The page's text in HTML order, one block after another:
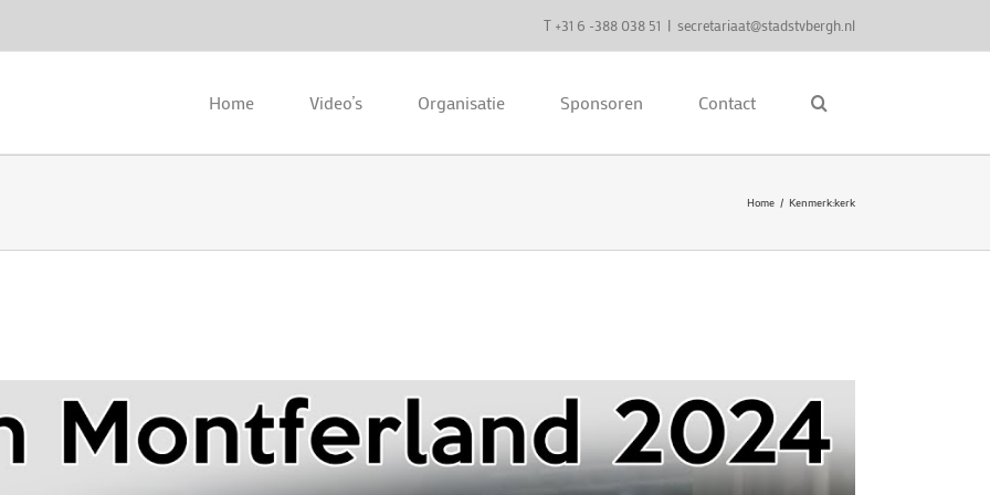
T +31 6 -388 038 51 | secretariaat@stadstvbergh.nl
Home Video’s Organisatie Sponsoren Contact
Home Kenmerk:kerk